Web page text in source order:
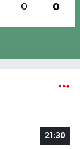
0 0
21:30